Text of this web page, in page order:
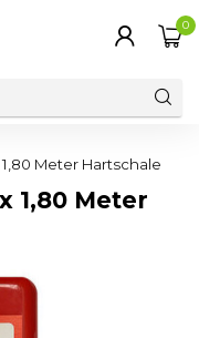
0
Meter Hartschale
1,80 Meter